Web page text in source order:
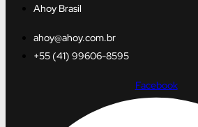
Ahoy Brasil
ahoy@ahoy.com.br
+55 (41) 99606-8595
Facebook